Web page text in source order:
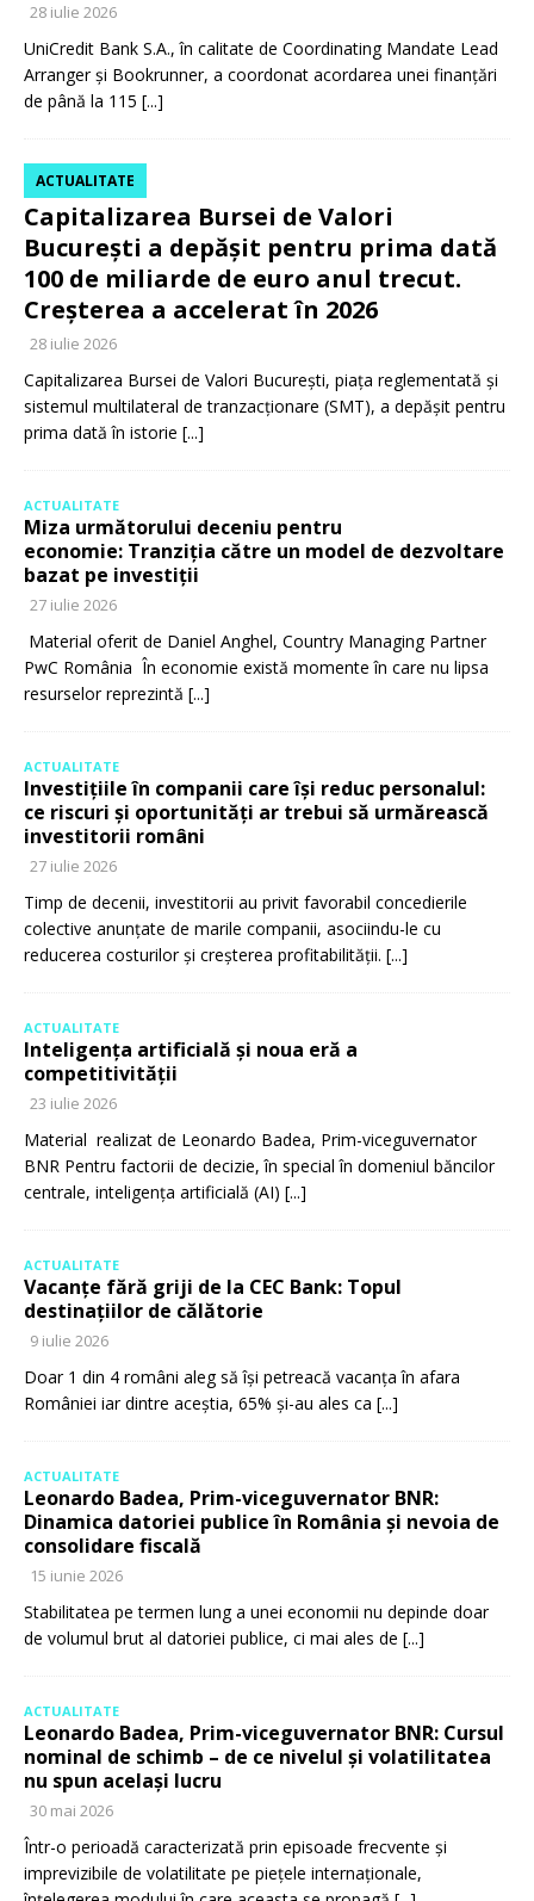
28 iulie 2026
UniCredit Bank S.A., în calitate de Coordinating Mandate Lead
Arranger și Bookrunner, a coordonat acordarea unei finanțări
de până la 115 [...]
Capitalizarea Bursei de Valori
București a depășit pentru prima dată
100 de miliarde de euro anul trecut.
Creșterea a accelerat în 2026
ACTUALITATE
28 iulie 2026
Capitalizarea Bursei de Valori București, piața reglementată și
sistemul multilateral de tranzacționare (SMT), a depășit pentru
prima dată în istorie [...]
ACTUALITATE
Miza următorului deceniu pentru
economie: Tranziția către un model de dezvoltare
bazat pe investiții
27 iulie 2026
Material oferit de Daniel Anghel, Country Managing Partner
PwC România În economie există momente în care nu lipsa
resurselor reprezintă [...]
ACTUALITATE
Investițiile în companii care își reduc personalul:
ce riscuri și oportunități ar trebui să urmărească
investitorii români
27 iulie 2026
Timp de decenii, investitorii au privit favorabil concedierile
colective anunțate de marile companii, asociindu-le cu
reducerea costurilor și creșterea profitabilității. [...]
ACTUALITATE
Inteligența artificială și noua eră a
competitivității
23 iulie 2026
Material realizat de Leonardo Badea, Prim-viceguvernator
BNR Pentru factorii de decizie, în special în domeniul băncilor
centrale, inteligența artificială (AI) [...]
ACTUALITATE
Vacanțe fără griji de la CEC Bank: Topul
destinațiilor de călătorie
9 iulie 2026
Doar 1 din 4 români aleg să își petreacă vacanța în afara
României iar dintre aceștia, 65% și-au ales ca [...]
ACTUALITATE
Leonardo Badea, Prim-viceguvernator BNR:
Dinamica datoriei publice în România și nevoia de
consolidare fiscală
15 iunie 2026
Stabilitatea pe termen lung a unei economii nu depinde doar
de volumul brut al datoriei publice, ci mai ales de [...]
ACTUALITATE
Leonardo Badea, Prim-viceguvernator BNR: Cursul
nominal de schimb – de ce nivelul și volatilitatea
nu spun același lucru
30 mai 2026
Într-o perioadă caracterizată prin episoade frecvente și
imprevizibile de volatilitate pe piețele internaționale,